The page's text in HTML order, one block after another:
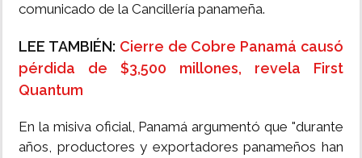
comunicado de la Cancillería panameña.
LEE TAMBIÉN: Cierre de Cobre Panamá causó
pérdida de $3,500 millones, revela First
Quantum
En la misiva oficial, Panamá argumentó que "durante
años, productores y exportadores panameños han